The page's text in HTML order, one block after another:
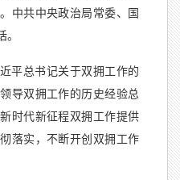
中共中央政治局常委、国
平总书记关于双拥工作的
导双拥工作的历史经验总
时代新征程双拥工作提供
落实，不断开创双拥工作